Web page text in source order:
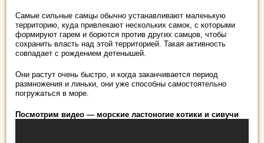
Самые сильные самцы обычно устанавливают маленькую
территорию, куда привлекают нескольких самок, с которыми
формируют гарем и борются против других самцов, чтобы
сохранить власть над этой территорией. Такая активность
совпадает с рождением детенышей.
Они растут очень быстро, и когда заканчивается период
размножения и линьки, они уже способны самостоятельно
погружаться в море.
Посмотрим видео — морские ластоногие котики и сивучи